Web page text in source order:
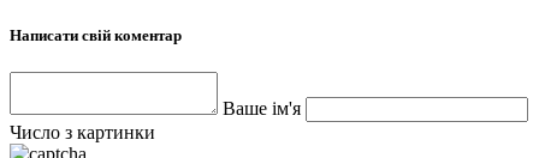
Написати свій коментар
Ваше ім'я
Число з картинки